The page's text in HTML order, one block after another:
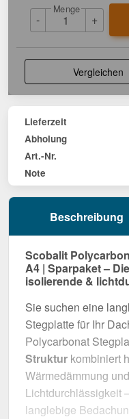
-
Menge
+
Vergleichen
Lieferzeit
Abholung
Art.-Nr.
Note
Beschreibung
Scobalit
A4 | Sparpaket –
isolierende &
Sie suchen eine
Stegplatte für Ihr
Polycarbonat
Struktur kombiniert
Wärmedämmung
Lichtdurchlässigkeit
langlebige